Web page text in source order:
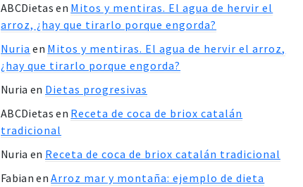
ABCDietas en Mitos y mentiras. El agua de hervir el
arroz, ¿hay que tirarlo porque engorda?
Nuria en Mitos y mentiras. El agua de hervir el arroz,
¿hay que tirarlo porque engorda?
Nuria en Dietas progresivas
ABCDietas en Receta de coca de briox catalán
tradicional
Nuria en Receta de coca de briox catalán tradicional
Fabian enArroz mar y montaña: ejemplo de dieta